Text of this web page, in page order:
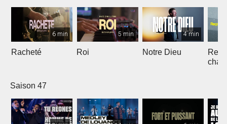
6 min
Racheté
5 min
Roi
4 min
Notre Dieu
chant
Saison 47